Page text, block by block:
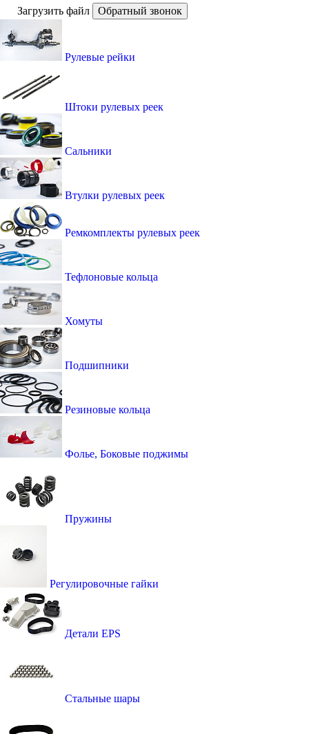
Загрузить файл
Обратный звонок
Рулевые рейки
Штоки рулевых реек
Сальники
Втулки рулевых реек
Ремкомплекты рулевых реек
Тефлоновые кольца
Хомуты
Подшипники
Резиновые кольца
Фолье, Боковые поджимы
Пружины
Регулировочные гайки
Детали EPS
Стальные шары